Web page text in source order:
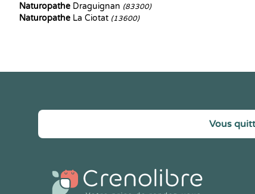
Naturopathe Draguignan (83300)
Naturopathe La Ciotat (13600)
Vous